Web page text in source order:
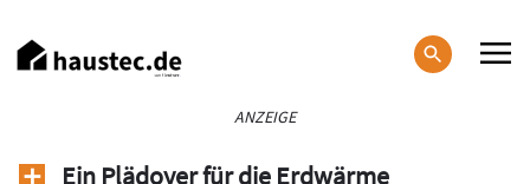
zum
Inhalt
ANZEIGE
Ein Plädoyer für die Erdwärme